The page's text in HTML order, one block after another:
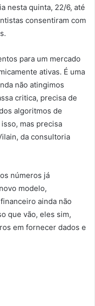
nesta quinta, 22/6, até
consentiram com
para um mercado
ativas. É uma
não atingimos
critica, precisa de
algoritmos de
mas precisa
da consultoria
números já
modelo,
ainda não
que vão, eles sim,
em fornecer dados e